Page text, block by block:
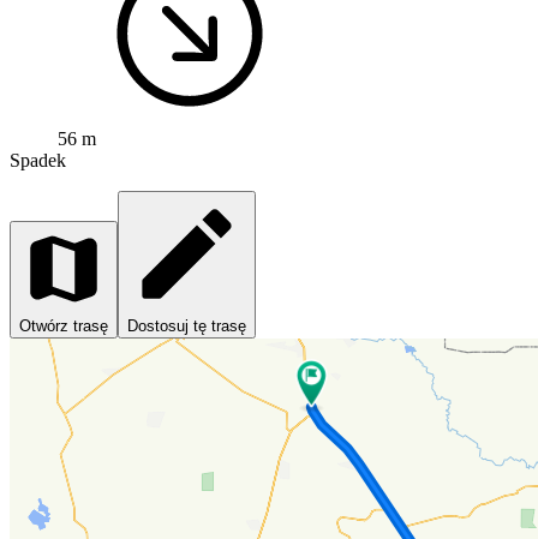
56 m
Spadek
Otwórz trasę Dostosuj tę trasę